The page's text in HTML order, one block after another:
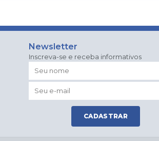
Newsletter
Inscreva-se e receba informativos
CADASTRAR